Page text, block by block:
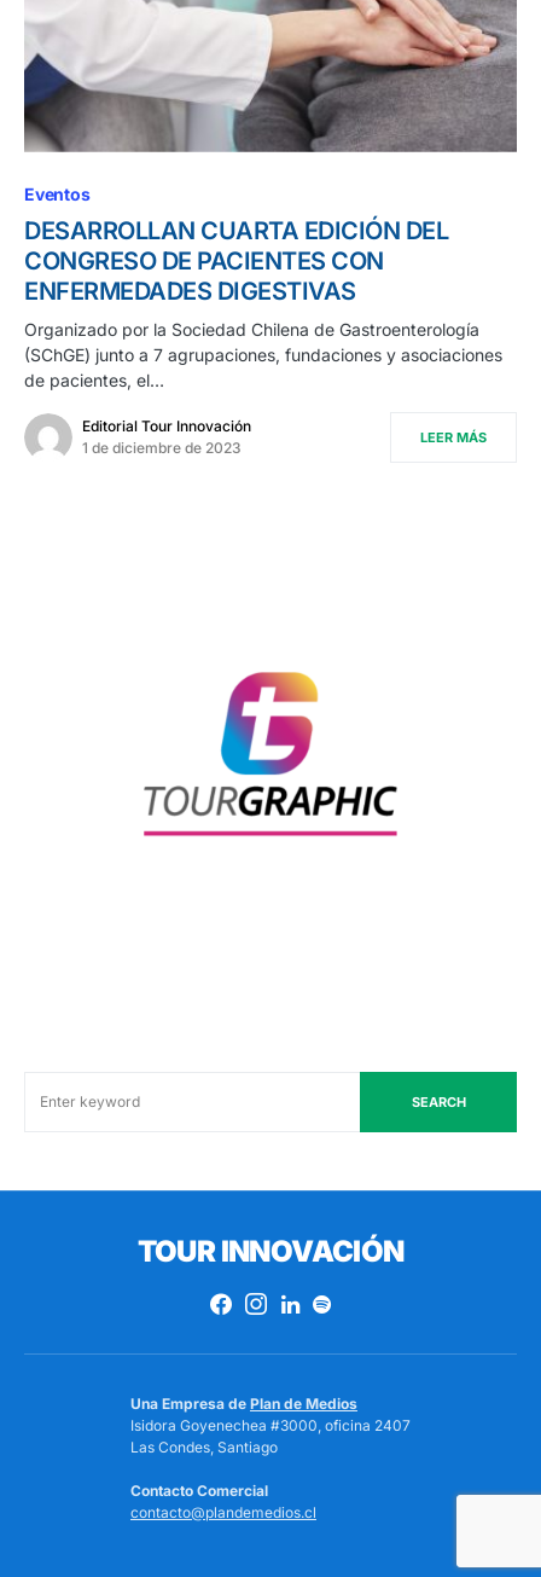
Eventos
DESARROLLAN CUARTA EDICIÓN DEL
CONGRESO DE PACIENTES CON
ENFERMEDADES DIGESTIVAS
Organizado por la Sociedad Chilena de Gastroenterología
(SChGE) junto a 7 agrupaciones, fundaciones y asociaciones
de pacientes, el…
Editorial Tour Innovación
1 de diciembre de 2023
LEER MÁS
SEARCH
TOUR INNOVACIÓN
Una Empresa de Plan de Medios
Isidora Goyenechea #3000, oficina 2407
Las Condes, Santiago
Contacto Comercial
contacto@plandemedios.cl